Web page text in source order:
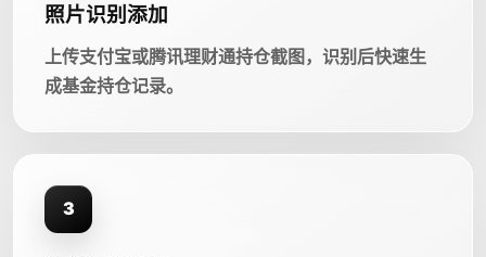
照片识别添加
上传支付宝或腾讯理财通持仓截图，识别后快速生
成基金持仓记录。
3